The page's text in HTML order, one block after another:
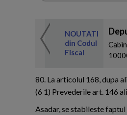
NOUTATI
din Codul
Fiscal
80. La articolul 168, dupa
(6 1) Prevederile art. 146
Asadar, se stabileste